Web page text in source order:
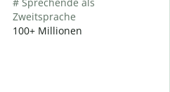
Zweitsprache
100+ Millionen